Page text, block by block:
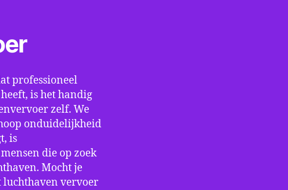
professioneel
is het handig
zelf. We
onduidelijkheid
is
die op zoek
Mocht je
luchthaven vervoer